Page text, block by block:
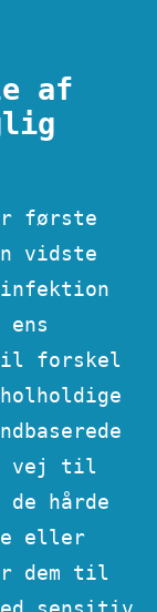
af
første
vidste
Til forskel
vej til
hårde
eller
dem til